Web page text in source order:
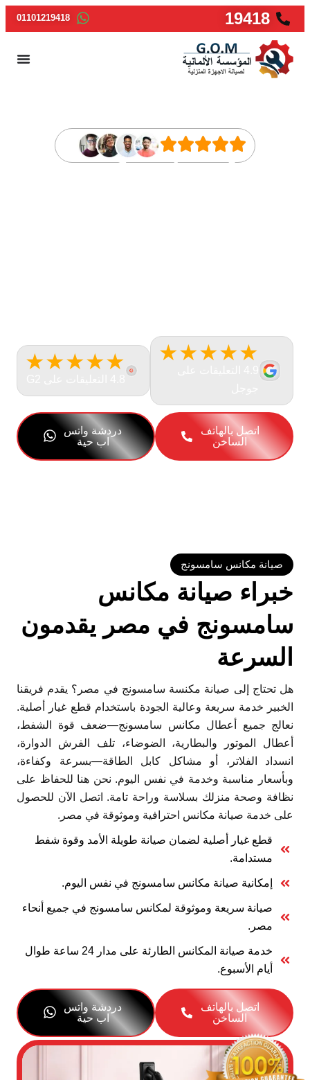
19418
01101219418
🧹 صيانة مكنسة
★★★★★
★★★★★
4.8 التعليقات على G2
اتصل بالهاتف
الساخن
دردشة واتس
اب حية
صيانة مكانس سامسونج
خبراء صيانة مكانس
سامسونج في مصر يقدمون
السرعة
هل تحتاج إلى صيانة مكنسة سامسونج في مصر؟ يقدم فريقنا
الخبير خدمة سريعة وعالية الجودة باستخدام قطع غيار أصلية.
نعالج جميع أعطال مكانس سامسونج—ضعف قوة الشفط،
أعطال الموتور والبطارية، الضوضاء، تلف الفرش الدوارة،
انسداد الفلاتر، أو مشاكل كابل الطاقة—بسرعة وكفاءة،
وبأسعار مناسبة وخدمة في نفس اليوم. نحن هنا للحفاظ على
نظافة وصحة منزلك بسلاسة وراحة تامة. اتصل الآن للحصول
على خدمة صيانة مكانس احترافية وموثوقة في مصر.
قطع غيار أصلية لضمان صيانة طويلة الأمد وقوة شفط
مستدامة.
إمكانية صيانة مكانس سامسونج في نفس اليوم.
صيانة سريعة وموثوقة لمكانس سامسونج في جميع أنحاء
مصر.
خدمة صيانة المكانس الطارئة على مدار 24 ساعة طوال
أيام الأسبوع.
اتصل بالهاتف
الساخن
دردشة واتس
اب حية